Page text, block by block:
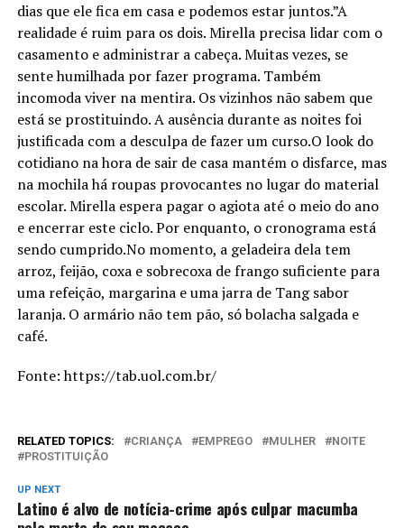
dias que ele fica em casa e podemos estar juntos.”A
realidade é ruim para os dois. Mirella precisa lidar com o
casamento e administrar a cabeça. Muitas vezes, se
sente humilhada por fazer programa. Também
incomoda viver na mentira. Os vizinhos não sabem que
está se prostituindo. A ausência durante as noites foi
justificada com a desculpa de fazer um curso.O look do
cotidiano na hora de sair de casa mantém o disfarce, mas
na mochila há roupas provocantes no lugar do material
escolar. Mirella espera pagar o agiota até o meio do ano
e encerrar este ciclo. Por enquanto, o cronograma está
sendo cumprido.No momento, a geladeira dela tem
arroz, feijão, coxa e sobrecoxa de frango suficiente para
uma refeição, margarina e uma jarra de Tang sabor
laranja. O armário não tem pão, só bolacha salgada e
café.
Fonte: https://tab.uol.com.br/
RELATED TOPICS: CRIANÇA EMPREGO MULHER
NOITE
PROSTITUIÇÃO
UP NEXT
Latino é alvo de notícia-crime após culpar macumba